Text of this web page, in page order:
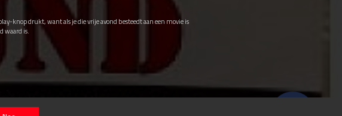
knop drukt, want als je die vrije avond besteedt aan een movie is
waard is.